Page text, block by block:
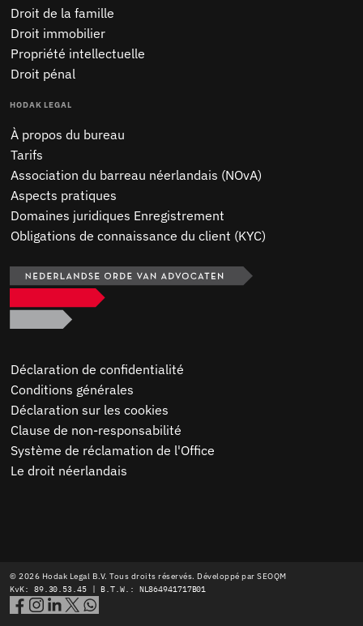
Droit de la famille
Droit immobilier
Propriété intellectuelle
Droit pénal
HODAK LEGAL
À propos du bureau
Tarifs
Association du barreau néerlandais (NOvA)
Aspects pratiques
Domaines juridiques Enregistrement
Obligations de connaissance du client (KYC)
Déclaration de confidentialité
Conditions générales
Déclaration sur les cookies
Clause de non-responsabilité
Système de réclamation de l'Office
Le droit néerlandais
© 2026 Hodak Legal B.V. Tous droits réservés. Développé parSEOQM
KvK: 89.30.53.45 | B.T.W.: NL864941717B01